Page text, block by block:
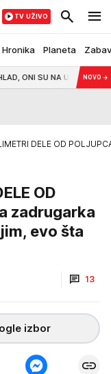
Hronika Planeta
TV UŽIVO
SU NA UŽARENOM
NOVO →
DELE OD
OD
zadrugarka
evo šta
13
izbor